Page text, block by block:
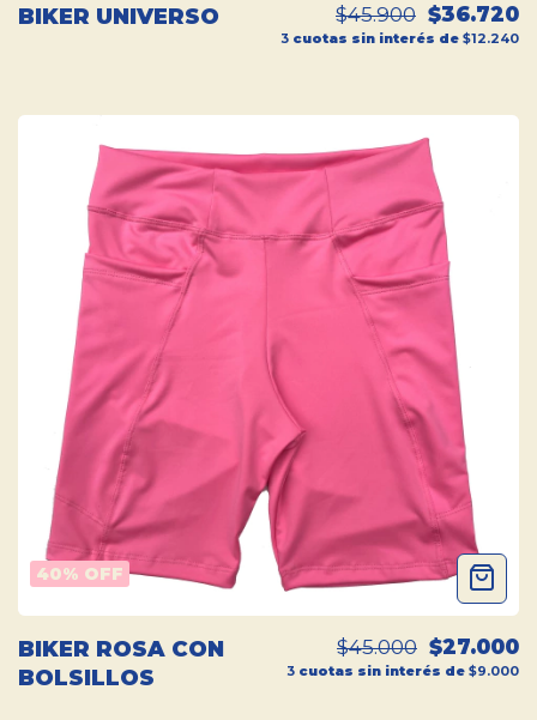
BIKER UNIVERSO $45.900 $36.720
3 cuotas sin interés de $12.240
40% OFF
BIKER ROSA CON
BOLSILLOS
$45.000 $27.000
3 cuotas sin interés de $9.000